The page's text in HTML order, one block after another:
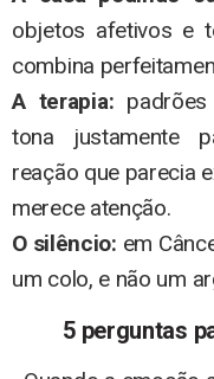
objetos afetivos e
combina
A terapia:
tona justamente
reação que parecia
merece atenção.
O silêncio: em
um colo, e não um
5 perguntas